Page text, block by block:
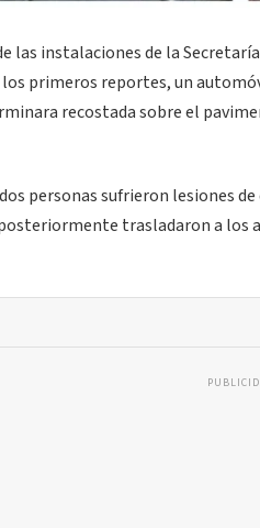
las instalaciones de la
primeros reportes, un
recostada sobre el
personas sufrieron lesiones
trasladaron a los